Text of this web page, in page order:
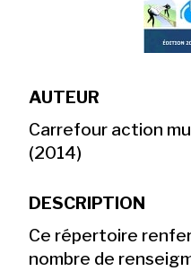
AUTEUR
Carrefour action
(2014)
DESCRIPTION
Ce répertoire
nombre de